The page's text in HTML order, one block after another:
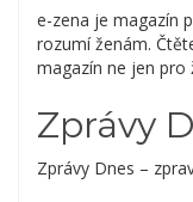
e-zena je magazín
rozumí ženám.
magazín ne jen pro
Zprávy
Zprávy Dnes –